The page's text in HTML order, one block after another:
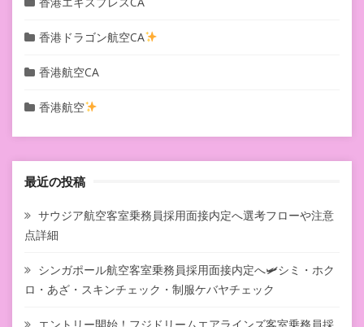
香港ドラゴン航空CA
香港航空CA
香港航空
最近の投稿
サウジア航空客室乗務員採用面接内定へ選考フローや注意
点詳細
シンガポール航空客室乗務員採用面接内定へ🛩シミ・ホク
ロ・あざ・スキンチェック・制服ケバヤチェック